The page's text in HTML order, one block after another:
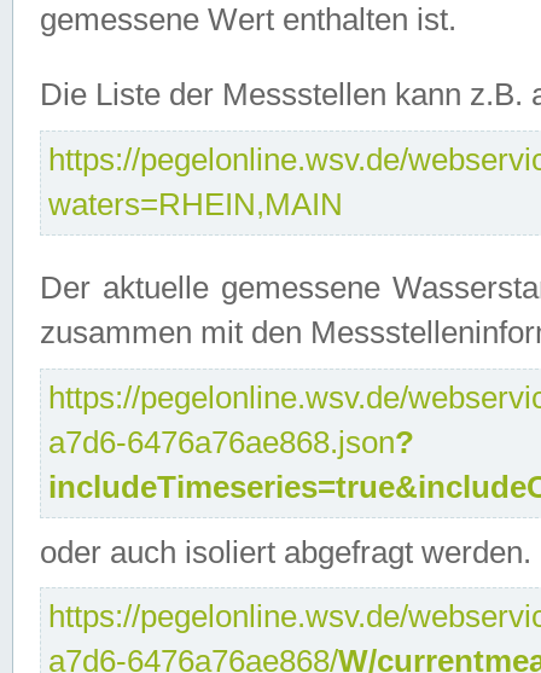
gemessene Wert enthalten ist.
Die Liste der Messstellen kann
https://pegelonline.wsv.de/
waters=RHEIN,MAIN
Der aktuelle gemessene
zusammen mit den
https://pegelonline.wsv.de/
a7d6-6476a76ae868.json?
oder auch isoliert abgefragt werden.
https://pegelonline.wsv.de/
a7d6-6476a76ae868/W/